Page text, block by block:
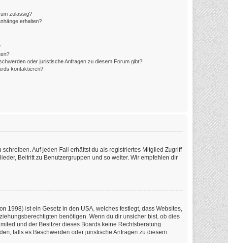
zulässig?
erhalten?
oder juristische Anfragen zu diesem Forum gibt?
kontaktieren?
Auf jeden Fall erhältst du als registriertes Mitglied Zugriff
Beitritt zu Benutzergruppen und so weiter. Wir empfehlen dir
1998) ist ein Gesetz in den USA, welches festlegt, dass Websites,
benötigen. Wenn du dir unsicher bist, ob dies
und der Besitzer dieses Boards keine Rechtsberatung
falls es Beschwerden oder juristische Anfragen zu diesem